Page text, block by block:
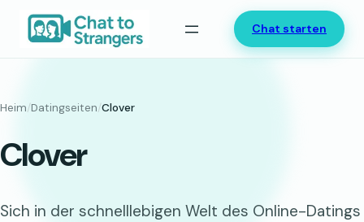
Inhalt
springen
Chat starten
Heim/Datingseiten/Clover
Clover
Sich in der schnelllebigen Welt des Online-Datings